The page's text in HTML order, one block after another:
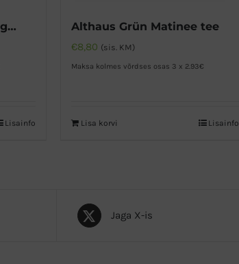
Althaus St.Andrews English Breakfast must tee
Lisainfo
Althaus Grün Matinee tee
€8,80 (sis. KM)
Maksa kolmes võrdses osas 3 x 2.93€
Lisa korvi Lisainfo
Jaga X-is